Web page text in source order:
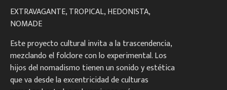
EXTRAVAGANTE, TROPICAL, HEDONISTA,
NOMADE
Este proyecto cultural invita a la trascendencia,
mezclando el folclore con lo experimental. Los
hijos del nomadismo tienen un sonido y estética
que va desde la excentricidad de culturas